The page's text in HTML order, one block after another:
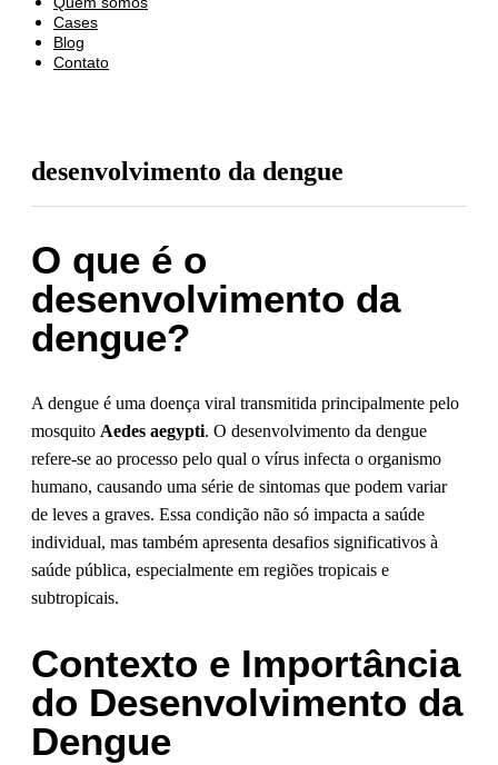
Cases
Blog
Contato
desenvolvimento da dengue
O que é o
desenvolvimento da
dengue?
A dengue é uma doença viral transmitida principalmente pelo
mosquito Aedes aegypti. O desenvolvimento da dengue
refere-se ao processo pelo qual o vírus infecta o organismo
humano, causando uma série de sintomas que podem variar
de leves a graves. Essa condição não só impacta a saúde
individual, mas também apresenta desafios significativos à
saúde pública, especialmente em regiões tropicais e
subtropicais.
Contexto e Importância
do Desenvolvimento da
Dengue